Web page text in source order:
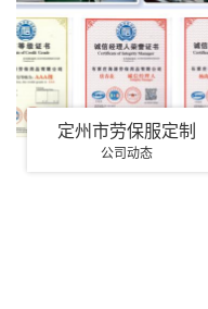
定州市劳保服定制
公司动态